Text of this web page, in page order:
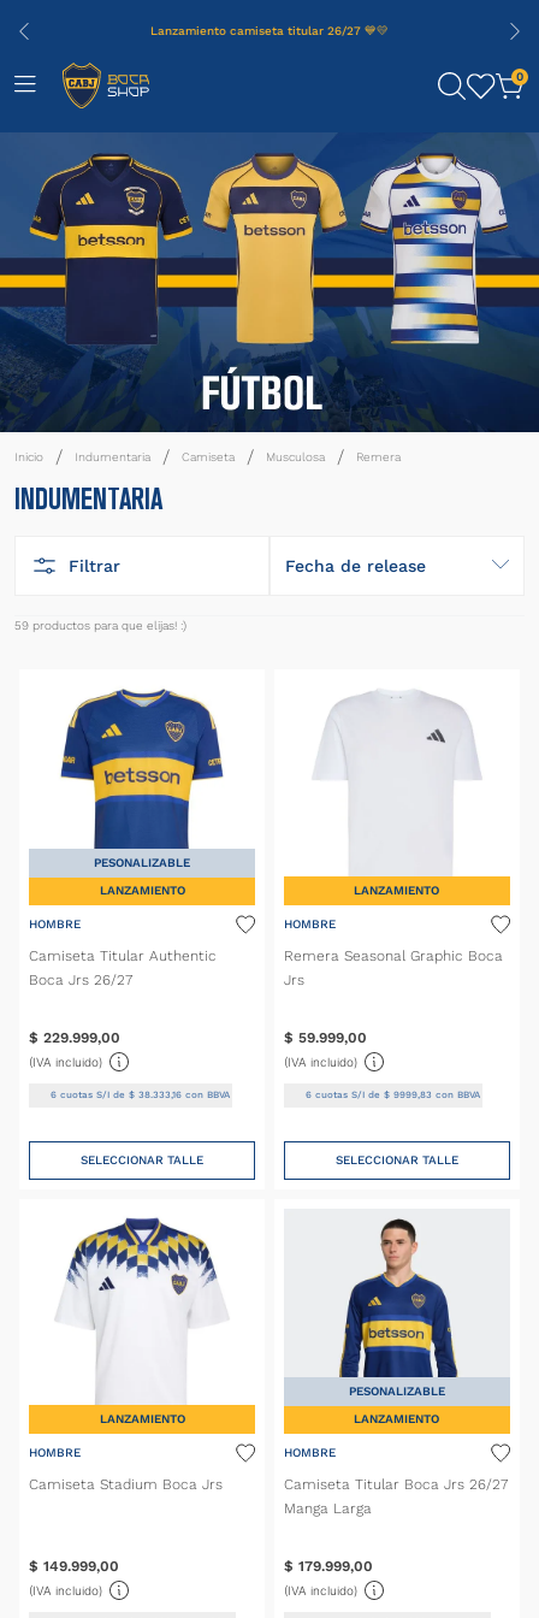
Lanzamiento camiseta titular 26/27 💙💛
0
Indumentaria Camiseta Musculosa Remera
INDUMENTARIA
Filtrar Fecha de release
59 productos
LANZAMIENTO
PESONALIZABLE
HOMBRE
Camiseta Titular Authentic
Boca Jrs 26/27
$ 229.999,00
(IVA incluido)
6 cuotas S/I de$ 38 .333,16 con BBVA
SELECCIONAR TALLE
LANZAMIENTO
HOMBRE
Remera Seasonal Graphic Boca
Jrs
$ 59.999,00
(IVA incluido)
6cuotas S/I de $ 9999, 83con BBVA
SELECCIONAR TALLE
LANZAMIENTO
HOMBRE
Camiseta Stadium Boca Jrs
$ 149.999,00
(IVA incluido)
LANZAMIENTO
PESONALIZABLE
HOMBRE
Camiseta Titular Boca Jrs 26/27
Manga Larga
$ 179.999,00
(IVA incluido)